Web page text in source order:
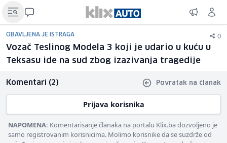
OBAVLJENA JE ISTRAGA 0
Vozač Teslinog Modela 3 koji je udario u kuću u
Teksasu ide na sud zbog izazivanja tragedije
Komentari (2) Povratak na članak
Prijava korisnika
NAPOMENA: Komentarisanje članaka na portalu Klix.ba dozvoljeno je
samo registrovanim korisnicima. Molimo korisnike da se suzdrže od